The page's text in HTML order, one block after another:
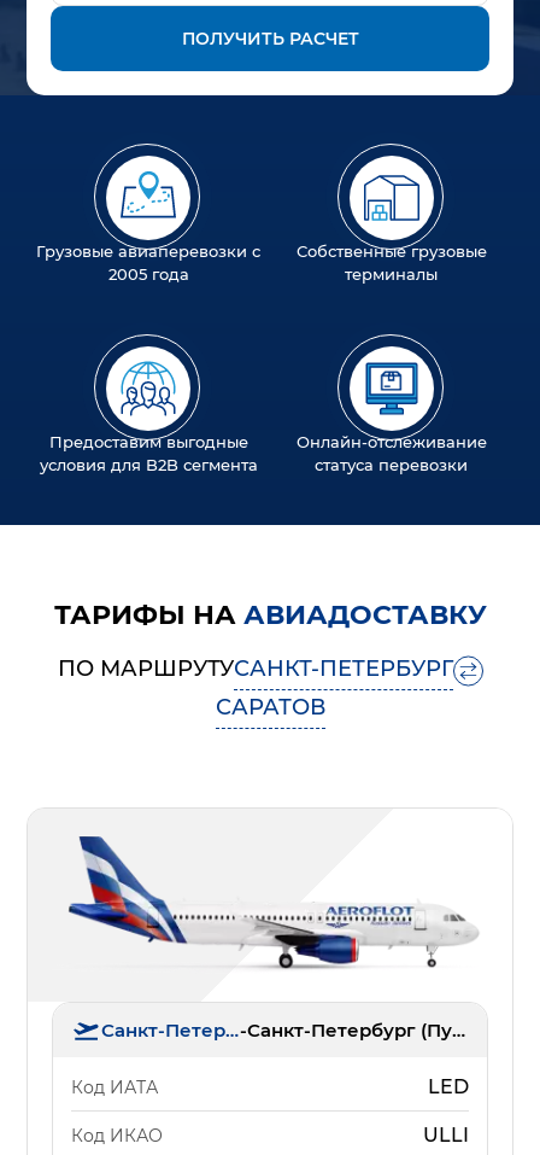
ПОЛУЧИТЬ РАСЧЕТ
Грузовые авиаперевозки с
2005 года
Собственные грузовые
терминалы
Предоставим выгодные
условия для B2B сегмента
Онлайн-отслеживание
статуса перевозки
ТАРИФЫ НА АВИАДОСТАВКУ
ПО МАРШРУТУСАНКТ-ПЕТЕРБУРГ
САРАТОВ
Санкт-Петербург- Санкт-Петербург (Пулково)
Код ИАТА LED
Код ИКАО ULLI